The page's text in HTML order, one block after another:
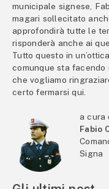
municipale signese,
magari sollecitato
approfondirà tutte le
risponderà anche ai
Tutto questo in
comunque sta
che vogliamo
certo fermarsi qui.
a cura
Fabio
Signa